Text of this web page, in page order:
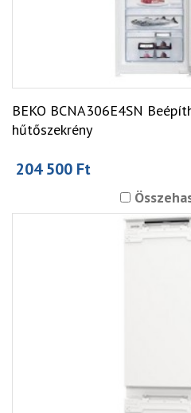
BEKO BCNA306E4SN
hűtőszekrény
204 500 Ft